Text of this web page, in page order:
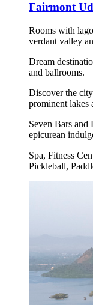
Fairmont
Rooms with
verdant valley
Dream
and ballrooms.
Discover the
prominent lakes
Seven Bars and
epicurean
Spa, Fitness
Pickleball,